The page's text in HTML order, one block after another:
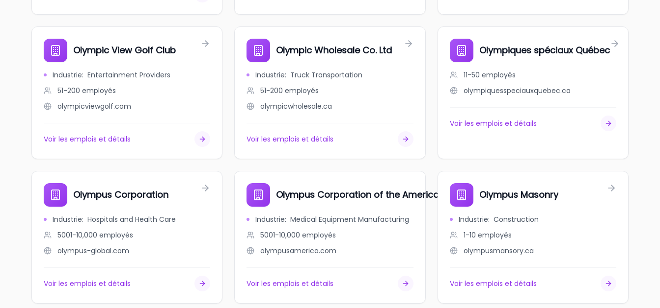
Olympic View Golf Club
Industrie: Entertainment Providers
51-200 employés
olympicviewgolf.com
Voir les emplois et détails
Olympic Wholesale Co. Ltd
Industrie: Truck Transportation
51-200 employés
olympicwholesale.ca
Voir les emplois et détails
Olympiques spéciaux Québec
11-50 employés
olympiquesspeciauxquebec.ca
Voir les emplois et détails
Olympus Corporation
Industrie: Hospitals and Health Care
5001-10,000 employés
olympus-global.com
Voir les emplois et détails
Olympus Corporation of the Americas
Industrie: Medical Equipment Manufacturing
5001-10,000 employés
olympusamerica.com
Voir les emplois et détails
Olympus Masonry
Industrie: Construction
1-10 employés
olympusmansory.ca
Voir les emplois et détails